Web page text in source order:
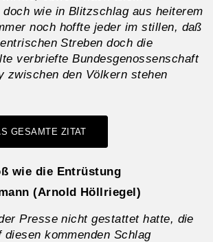
doch wie in Blitzschlag aus heiterem
noch hoffte jeder im stillen, daß
Streben doch die
verbriefte Bundesgenossenschaft
zwischen den Völkern stehen
GESAMTE ZITAT
wie die Entrüstung
(Arnold Höllriegel)
Presse nicht gestattet hatte, die
diesen kommenden Schlag